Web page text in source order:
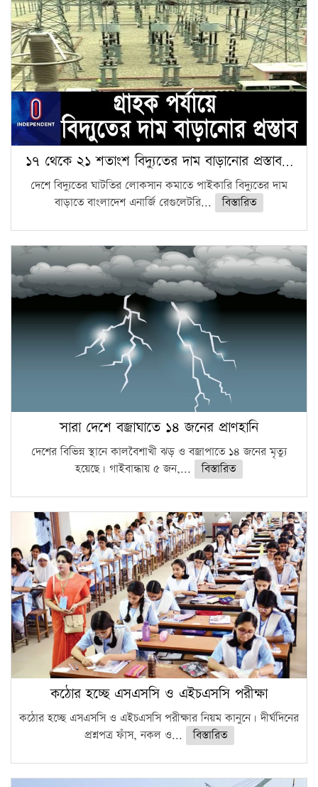
১৭ থেকে ২১ শতাংশ বিদ্যুতের দাম বাড়ানোর প্রস্তাব…
দেশে বিদ্যুতের ঘাটতির লোকসান কমাতে পাইকারি বিদ্যুতের দাম
বাড়াতে বাংলাদেশ এনার্জি রেগুলেটরি...
বিস্তারিত
সারা দেশে বজ্রাঘাতে ১৪ জনের প্রাণহানি
দেশের বিভিন্ন স্থানে কালবৈশাখী ঝড় ও বজ্রাপাতে ১৪ জনের মৃত্যু
হয়েছে। গাইবান্ধায় ৫ জন,...
বিস্তারিত
কঠোর হচ্ছে এসএসসি ও এইচএসসি পরীক্ষা
কঠোর হচ্ছে এসএসসি ও এইচএসসি পরীক্ষার নিয়ম কানুনে। দীর্ঘদিনের
প্রশ্নপত্র ফাঁস, নকল ও...
বিস্তারিত